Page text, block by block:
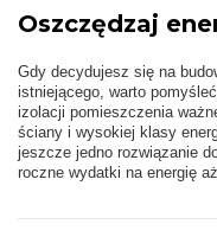
Oszczędzaj
Gdy decydujesz się na
istniejącego, warto
izolacji pomieszczenia
ściany i wysokiej klasy
jeszcze jedno rozwiązanie
roczne wydatki na energię